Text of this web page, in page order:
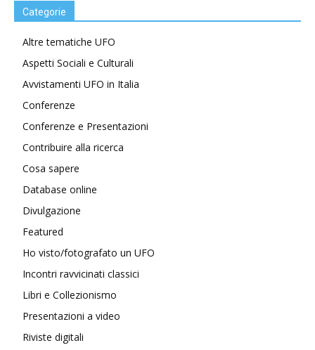
Categorie
Altre tematiche UFO
Aspetti Sociali e Culturali
Avvistamenti UFO in Italia
Conferenze
Conferenze e Presentazioni
Contribuire alla ricerca
Cosa sapere
Database online
Divulgazione
Featured
Ho visto/fotografato un UFO
Incontri ravvicinati classici
Libri e Collezionismo
Presentazioni a video
Riviste digitali